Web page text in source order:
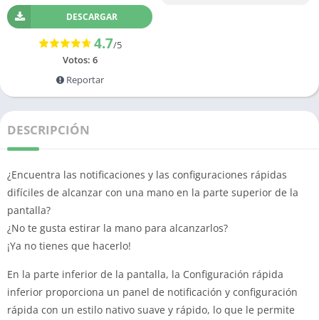
DESCARGAR
4.7/5
Votos: 6
Reportar
DESCRIPCIÓN
¿Encuentra las notificaciones y las configuraciones rápidas
difíciles de alcanzar con una mano en la parte superior de la
pantalla?
¿No te gusta estirar la mano para alcanzarlos?
¡Ya no tienes que hacerlo!
En la parte inferior de la pantalla, la Configuración rápida
inferior proporciona un panel de notificación y configuración
rápida con un estilo nativo suave y rápido, lo que le permite